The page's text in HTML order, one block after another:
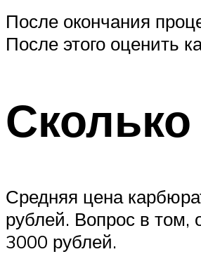
После окончания
После этого оценить
Средняя цена
рублей. Вопрос в том,
3000 рублей.